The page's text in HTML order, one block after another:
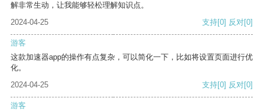
解非常生动，让我能够轻松理解知识点。
2024-04-25
支持[0] 反对[0]
游客
这款加速器app的操作有点复杂，可以简化一下，比如将设置页面进行优
化。
2024-04-25
支持[0] 反对[0]
游客